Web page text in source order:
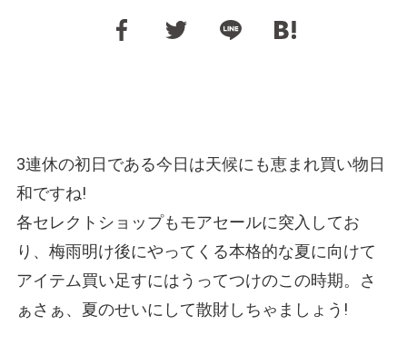
3連休の初日である今日は天候にも恵まれ買い物日
和ですね!
各セレクトショップもモアセールに突入してお
り、梅雨明け後にやってくる本格的な夏に向けて
アイテム買い足すにはうってつけのこの時期。さ
ぁさぁ、夏のせいにして散財しちゃましょう!